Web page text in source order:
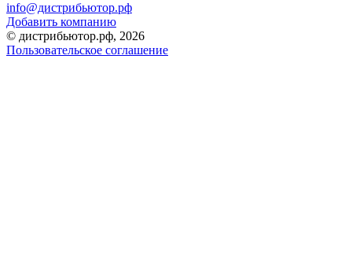
info@дистрибьютор.рф
Добавить компанию
© дистрибьютор.рф, 2026
Пользовательское соглашение